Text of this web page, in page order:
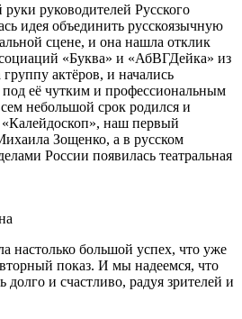
руководителей Русского
идея объединить русскоязычную
сцене, и она нашла отклик
«Буква» и «АбВГДейка» из
актёров, и начались
её чутким и профессиональным
небольшой срок родился и
наш первый
Зощенко, а в русском
России появилась театральная
настолько большой успех, что уже
показ. И мы надеемся, что
долго и счастливо, радуя зрителей и